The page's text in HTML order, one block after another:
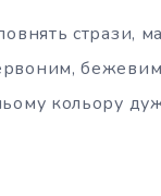
стрази,
кольору